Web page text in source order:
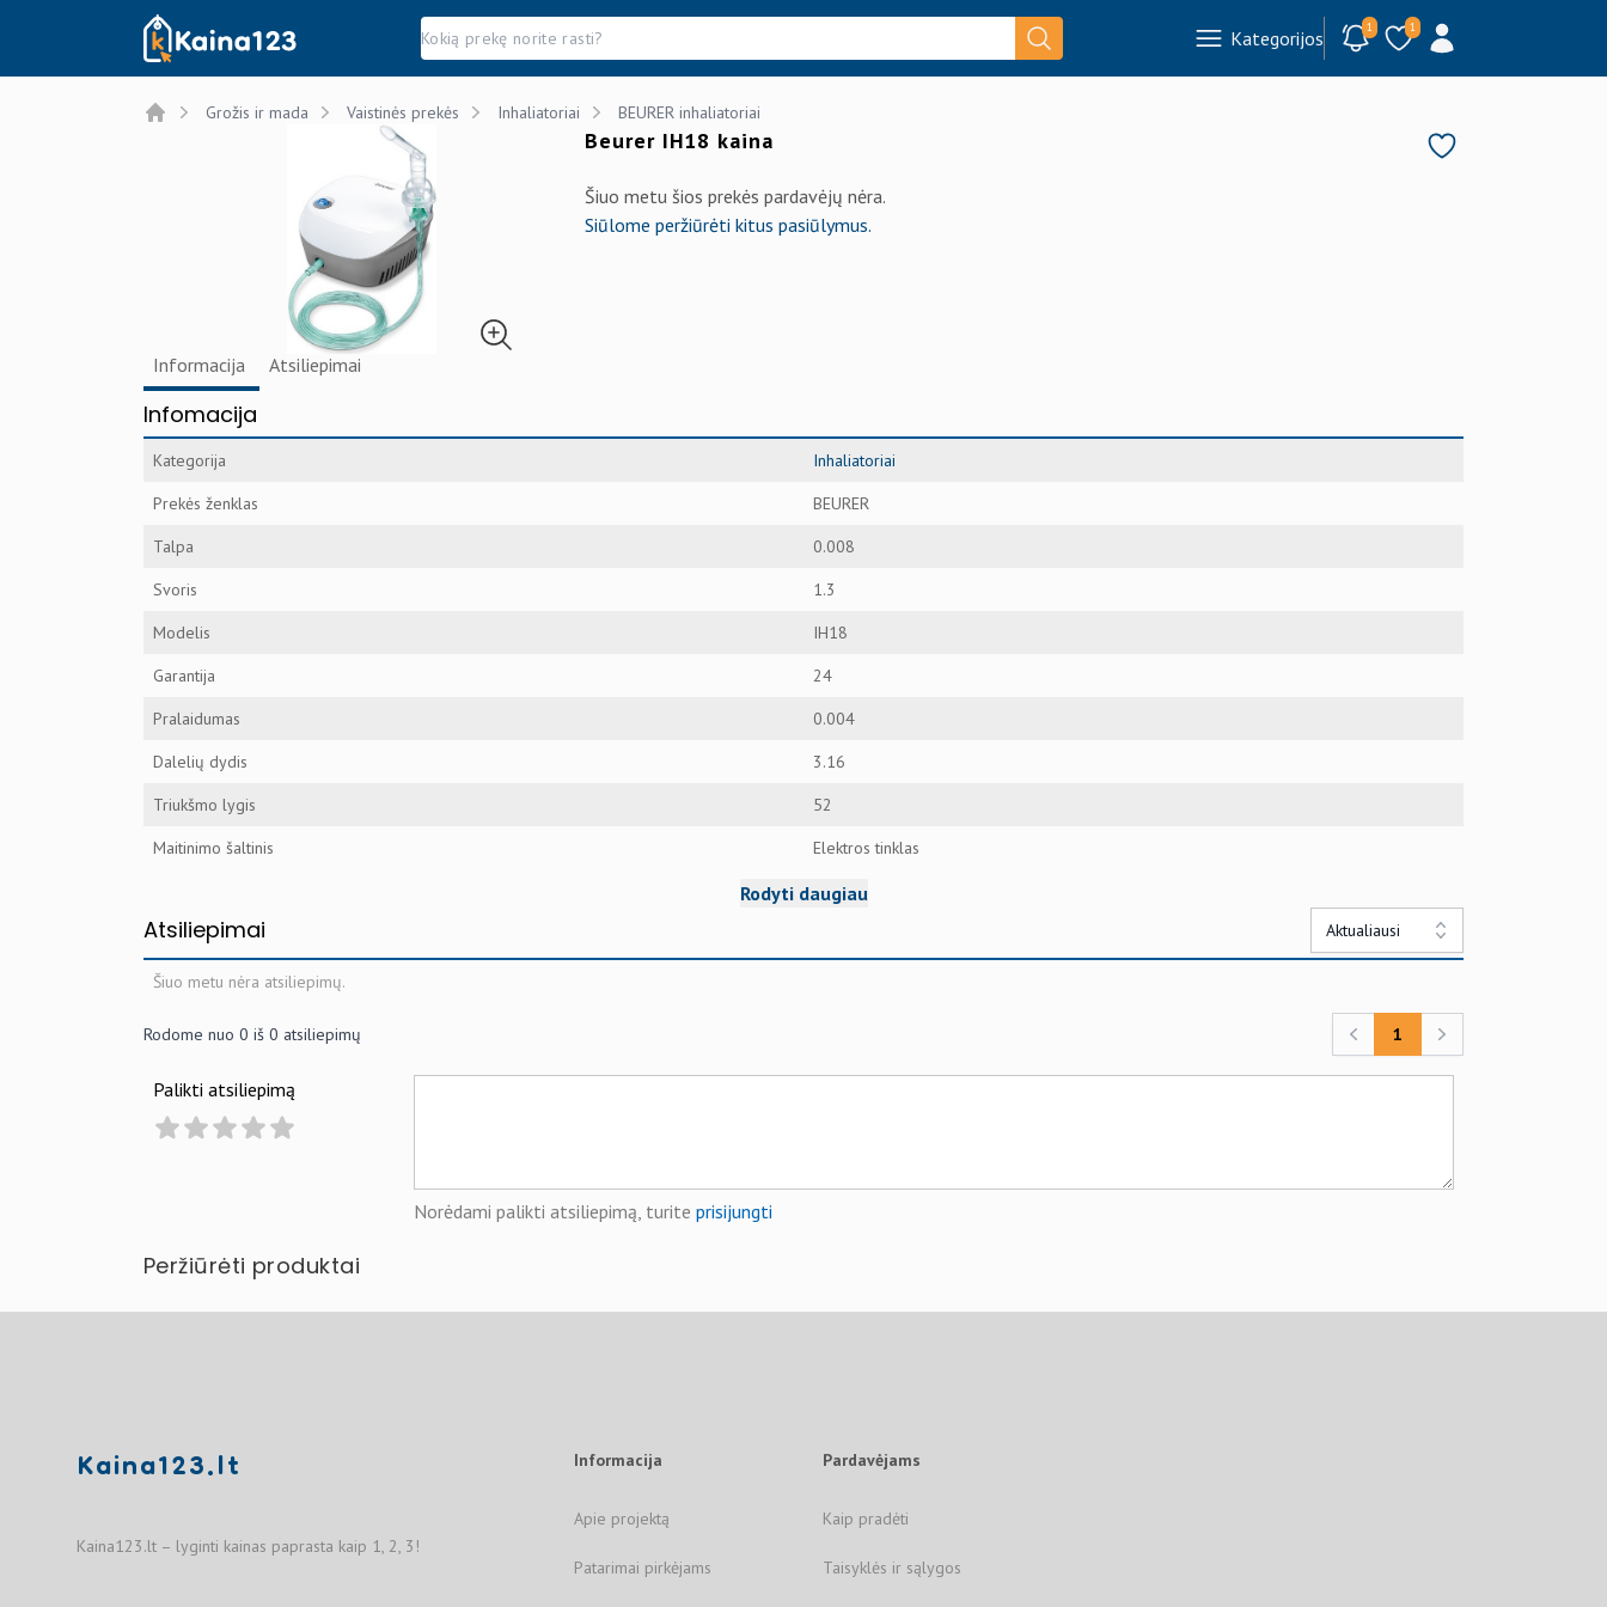
Kaina123.lt Kategorijos 1 1
Grožis ir mada Vaistinės prekės Inhaliatoriai BEURER inhaliatoriai
Beurer IH18 kaina
Šiuo metu šios prekės pardavėjų nėra.
Siūlome peržiūrėti kitus pasiūlymus.
Informacija Atsiliepimai
Infomacija
Kategorija
Inhaliatoriai
Prekės ženklas
BEURER
Talpa
0.008
Svoris
1.3
Modelis
IH18
Garantija
24
Pralaidumas
0.004
Dalelių dydis
3.16
Triukšmo lygis
52
Maitinimo šaltinis
Elektros tinklas
Rodyti daugiau
Atsiliepimai Aktualiausi
Šiuo metu nėra atsiliepimų.
Rodome nuo 0 iš 0 atsiliepimų
Previous
1
Next
Palikti atsiliepimą
Norėdami palikti atsiliepimą, turite prisijungti
Peržiūrėti produktai
Kaina123.lt
Kaina123.lt – lyginti kainas paprasta kaip 1, 2, 3!
Informacija
Apie projektą
Patarimai pirkėjams
Pardavėjams
Kaip pradėti
Taisyklės ir sąlygos